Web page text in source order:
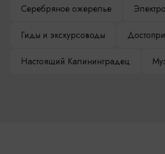
Серебряное ожерелье
Гиды и экскурсоводы
Настоящий Калининградец